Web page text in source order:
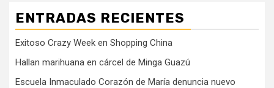
ENTRADAS RECIENTES
Exitoso Crazy Week en Shopping China
Hallan marihuana en cárcel de Minga Guazú
Escuela Inmaculado Corazón de María denuncia nuevo